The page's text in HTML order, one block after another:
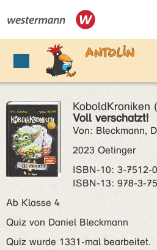
KoboldKroniken
Voll verschatzt!
Von: Bleckmann,
2023 Oetinger
ISBN‑10: 3-7512-
ISBN‑13: 978-3-
Ab Klasse 4
Quiz von Daniel Bleckmann
Quiz wurde 1331-mal bearbeitet.